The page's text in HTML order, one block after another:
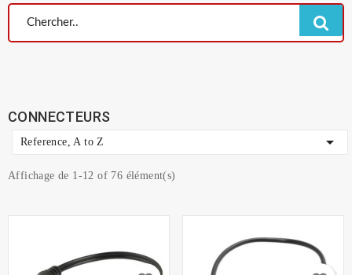
CONNECTEURS
Reference, A to Z 
Affichage de 1-12 of 76 élément(s)